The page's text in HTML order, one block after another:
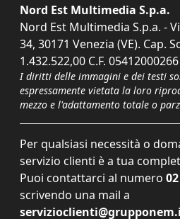
Nord Est Multimedia S.p.a.
Nord Est Multimedia S.p.a. -
34, 30171 Venezia (VE). Cap.
1.432.522,00 C.F.
I diritti delle immagini e dei testi
espressamente vietata la loro
mezzo e l'adattamento totale o
Per qualsiasi necessità o
servizio clienti è a tua
Puoi contattarci al numero
scrivendo una mail a